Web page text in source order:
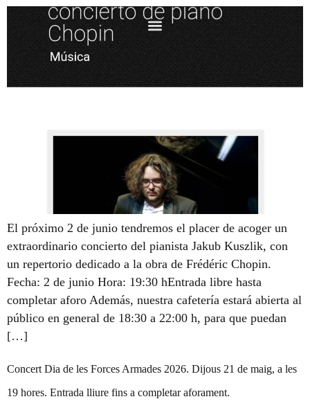
El próximo 2 de junio tendremos el placer de acoger un
extraordinario concierto del pianista Jakub Kuszlik, con
un repertorio dedicado a la obra de Frédéric Chopin.
Fecha: 2 de junio Hora: 19:30 hEntrada libre hasta
completar aforo Además, nuestra cafetería estará abierta al
público en general de 18:30 a 22:00 h, para que puedan
[…]
Concert Dia de les Forces Armades 2026. Dijous 21 de maig, a les
19 hores. Entrada lliure fins a completar aforament.